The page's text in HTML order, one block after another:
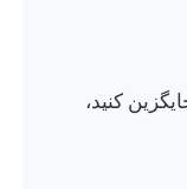
کنید،